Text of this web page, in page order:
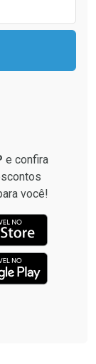
e confira
você!